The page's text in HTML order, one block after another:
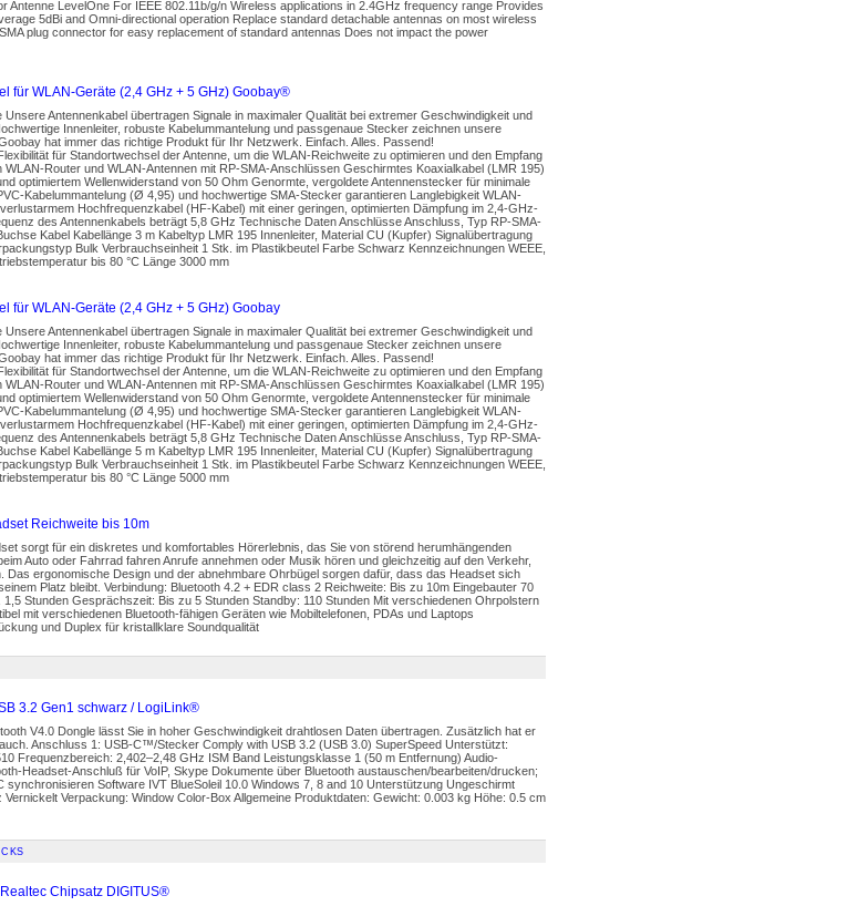
Antenne LevelOne For IEEE 802.11b/g/n Wireless applications in 2.4GHz frequency range Provides
5dBi and Omni-directional operation Replace standard detachable antennas on most wireless
plug connector for easy replacement of standard antennas Does not impact the power
für WLAN-Geräte (2,4 GHz + 5 GHz) Goobay®
Antennenkabel übertragen Signale in maximaler Qualität bei extremer Geschwindigkeit und
Innenleiter, robuste Kabelummantelung und passgenaue Stecker zeichnen unsere
hat immer das richtige Produkt für Ihr Netzwerk. Einfach. Alles. Passend!
für Standortwechsel der Antenne, um die WLAN-Reichweite zu optimieren und den Empfang
Router und WLAN-Antennen mit RP-SMA-Anschlüssen Geschirmtes Koaxialkabel (LMR 195)
optimiertem Wellenwiderstand von 50 Ohm Genormte, vergoldete Antennenstecker für minimale
Kabelummantelung (Ø 4,95) und hochwertige SMA-Stecker garantieren Langlebigkeit WLAN-
Hochfrequenzkabel (HF-Kabel) mit einer geringen, optimierten Dämpfung im 2,4-GHz-
des Antennenkabels beträgt 5,8 GHz Technische Daten Anschlüsse Anschluss, Typ RP-SMA-
Kabel Kabellänge 3 m Kabeltyp LMR 195 Innenleiter, Material CU (Kupfer) Signalübertragung
Bulk Verbrauchseinheit 1 Stk. im Plastikbeutel Farbe Schwarz Kennzeichnungen WEEE,
bis 80 °C Länge 3000 mm
für WLAN-Geräte (2,4 GHz + 5 GHz) Goobay
Antennenkabel übertragen Signale in maximaler Qualität bei extremer Geschwindigkeit und
Innenleiter, robuste Kabelummantelung und passgenaue Stecker zeichnen unsere
hat immer das richtige Produkt für Ihr Netzwerk. Einfach. Alles. Passend!
für Standortwechsel der Antenne, um die WLAN-Reichweite zu optimieren und den Empfang
Router und WLAN-Antennen mit RP-SMA-Anschlüssen Geschirmtes Koaxialkabel (LMR 195)
optimiertem Wellenwiderstand von 50 Ohm Genormte, vergoldete Antennenstecker für minimale
Kabelummantelung (Ø 4,95) und hochwertige SMA-Stecker garantieren Langlebigkeit WLAN-
Hochfrequenzkabel (HF-Kabel) mit einer geringen, optimierten Dämpfung im 2,4-GHz-
des Antennenkabels beträgt 5,8 GHz Technische Daten Anschlüsse Anschluss, Typ RP-SMA-
Kabel Kabellänge 5 m Kabeltyp LMR 195 Innenleiter, Material CU (Kupfer) Signalübertragung
Bulk Verbrauchseinheit 1 Stk. im Plastikbeutel Farbe Schwarz Kennzeichnungen WEEE,
bis 80 °C Länge 5000 mm
Reichweite bis 10m
sorgt für ein diskretes und komfortables Hörerlebnis, das Sie von störend herumhängenden
Auto oder Fahrrad fahren Anrufe annehmen oder Musik hören und gleichzeitig auf den Verkehr,
Das ergonomische Design und der abnehmbare Ohrbügel sorgen dafür, dass das Headset sich
Platz bleibt. Verbindung: Bluetooth 4.2 + EDR class 2 Reichweite: Bis zu 10m Eingebauter 70
Stunden Gesprächszeit: Bis zu 5 Stunden Standby: 110 Stunden Mit verschiedenen Ohrpolstern
mit verschiedenen Bluetooth-fähigen Geräten wie Mobiltelefonen, PDAs und Laptops
und Duplex für kristallklare Soundqualität
3.2 Gen1 schwarz / LogiLink®
V4.0 Dongle lässt Sie in hoher Geschwindigkeit drahtlosen Daten übertragen. Zusätzlich hat er
Anschluss 1: USB-C™/Stecker Comply with USB 3.2 (USB 3.0) SuperSpeed Unterstützt:
Frequenzbereich: 2,402–2,48 GHz ISM Band Leistungsklasse 1 (50 m Entfernung) Audio-
Headset-Anschluß für VoIP, Skype Dokumente über Bluetooth austauschen/bearbeiten/drucken;
synchronisieren Software IVT BlueSoleil 10.0 Windows 7, 8 and 10 Unterstützung Ungeschirmt
Verpackung: Window Color-Box Allgemeine Produktdaten: Gewicht: 0.003 kg Höhe: 0.5 cm
Chipsatz DIGITUS®